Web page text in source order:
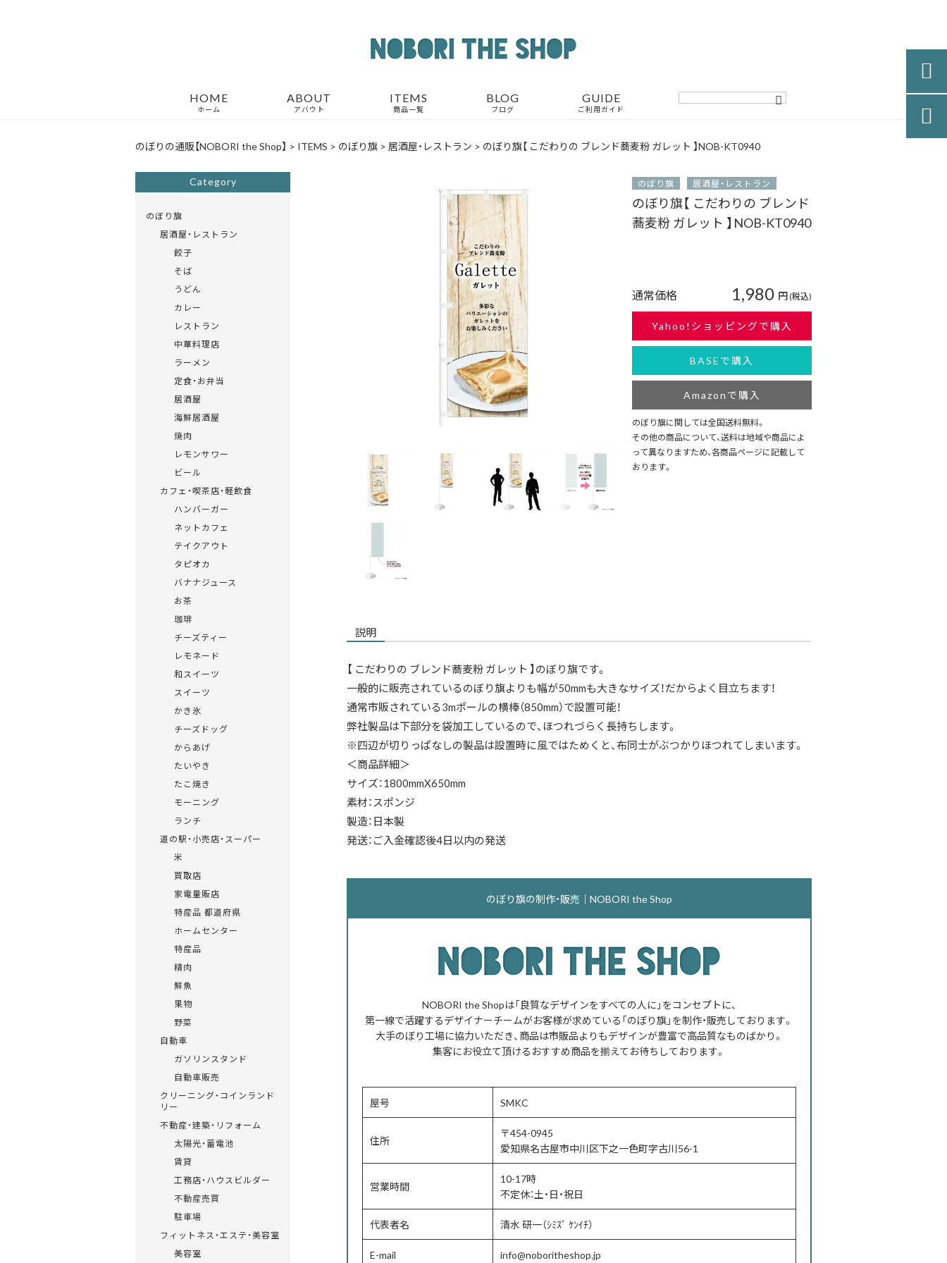
HOME
ホーム
ABOUT
アバウト
ITEMS
商品一覧
BLOG
ブログ
GUIDE
ご利用ガイド
のぼりの通販【NOBORI the Shop】 > ITEMS > のぼり旗 > 居酒屋・レストラン > のぼり旗【 こだわりの ブレンド蕎麦粉 ガレット 】NOB-KT0940
のぼり旗 居酒屋・レストラン
のぼり旗【 こだわりの ブレンド
蕎麦粉 ガレット 】NOB-KT0940
通常価格 1,980 円(税込)
Yahoo!ショッピングで購入
BASEで購入
Amazonで購入
のぼり旗に関しては全国送料無料。
その他の商品について、送料は地域や商品によ
って異なりますため、各商品ページに記載して
おります。
説明
【 こだわりの ブレンド蕎麦粉 ガレット 】のぼり旗です。
一般的に販売されているのぼり旗よりも幅が50mmも大きなサイズ！だからよく目立ちます！
通常市販されている3mポールの横棒（850mm）で設置可能！
弊社製品は下部分を袋加工しているので、ほつれづらく長持ちします。
※四辺が切りっぱなしの製品は設置時に風ではためくと、布同士がぶつかりほつれてしまいます。
＜商品詳細＞
サイズ：1800mmX650mm
素材：スポンジ
製造：日本製
発送：ご入金確認後4日以内の発送
のぼり旗の制作・販売｜NOBORI the Shop
NOBORI the Shopは「良質なデザインをすべての人に」をコンセプトに、
第一線で活躍するデザイナーチームがお客様が求めている「のぼり旗」を制作・販売しております。
大手のぼり工場に協力いただき、商品は市販品よりもデザインが豊富で高品質なものばかり。
集客にお役立て頂けるおすすめ商品を揃えてお待ちしております。
屋号 SMKC
住所
〒454-0945
愛知県名古屋市中川区下之一色町字古川56-1
営業時間
10-17時
不定休：土・日・祝日
代表者名 清水 研一（ｼﾐｽﾞ ｹﾝｲﾁ）
E-mail info@noboritheshop.jp
Category
のぼり旗
居酒屋・レストラン
餃子
そば
うどん
カレー
レストラン
中華料理店
ラーメン
定食・お弁当
居酒屋
海鮮居酒屋
焼肉
レモンサワー
ビール
カフェ・喫茶店・軽飲食
ハンバーガー
ネットカフェ
テイクアウト
タピオカ
バナナジュース
お茶
珈琲
チーズティー
レモネード
和スイーツ
スイーツ
かき氷
チーズドッグ
からあげ
たいやき
たこ焼き
モーニング
ランチ
道の駅・小売店・スーパー
米
買取店
家電量販店
特産品 都道府県
ホームセンター
特産品
精肉
鮮魚
果物
野菜
自動車
ガソリンスタンド
自動車販売
クリーニング・コインランド
リー
不動産・建築・リフォーム
太陽光・蓄電池
賃貸
工務店・ハウスビルダー
不動産売買
駐車場
フィットネス・エステ・美容室
美容室

